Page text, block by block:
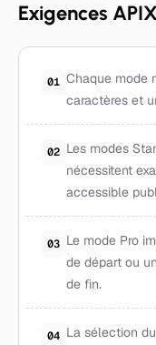
Exigences
01 Chaque mode
caractères et
02 Les modes
nécessitent
accessible
03 Le mode Pro
de départ ou
de fin.
04 La sélection